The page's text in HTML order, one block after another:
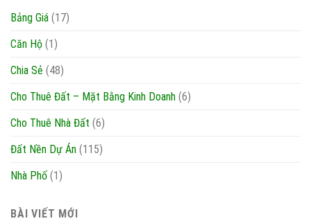
Bảng Giá (17)
Căn Hộ (1)
Chia Sẻ (48)
Cho Thuê Đất – Mặt Bằng Kinh Doanh (6)
Cho Thuê Nhà Đất (6)
Đất Nền Dự Án (115)
Nhà Phố (1)
BÀI VIẾT MỚI